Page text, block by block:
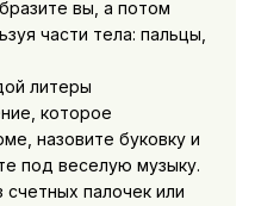
вы, а потом
части тела: пальцы,
литеры
которое
назовите буковку и
под веселую музыку.
счетных палочек или